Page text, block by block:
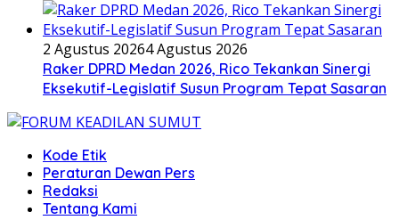
2 Agustus 20264 Agustus 2026
Raker DPRD Medan 2026, Rico Tekankan Sinergi
Eksekutif-Legislatif Susun Program Tepat Sasaran
Kode Etik
Peraturan Dewan Pers
Redaksi
Tentang Kami